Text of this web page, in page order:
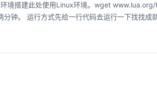
境搭建此处使用Linux环境。wget
。 运行方式先给一行代码去运行一下找找成